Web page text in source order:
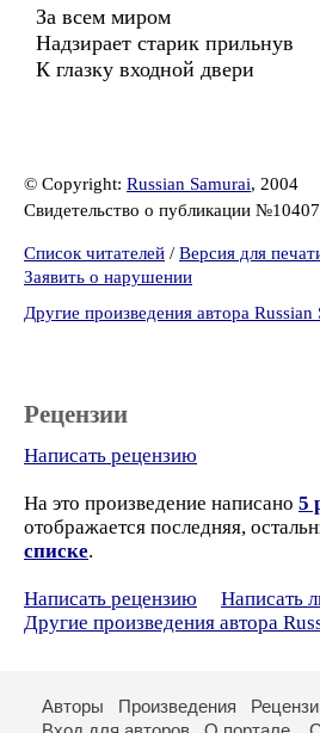
За всем миром
Надзирает старик прильнув
К глазку входной двери
© Copyright: Russian Samurai, 2004
Свидетельство о публикации
Список читателей / Версия для
Заявить о нарушении
Другие произведения автора Russian
Рецензии
Написать рецензию
На это произведение написано 5
отображается последняя,
списке.
Написать рецензию
Написать
Другие произведения автора
Авторы Произведения